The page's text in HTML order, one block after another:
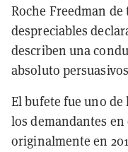
Roche Freedman
despreciables
describen una
absoluto
El bufete fue uno
los demandantes en
originalmente en